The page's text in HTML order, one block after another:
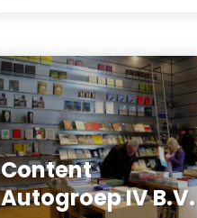
Content
Autogroep IV B.V.